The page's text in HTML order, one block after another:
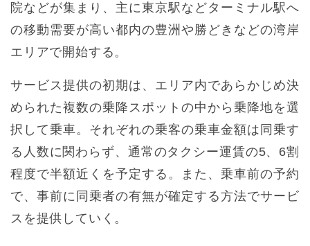
院などが集まり、主に東京駅などターミナル駅へ
の移動需要が高い都内の豊洲や勝どきなどの湾岸
エリアで開始する。
サービス提供の初期は、エリア内であらかじめ決
められた複数の乗降スポットの中から乗降地を選
択して乗車。それぞれの乗客の乗車金額は同乗す
る人数に関わらず、通常のタクシー運賃の5、6割
程度で半額近くを予定する。また、乗車前の予約
で、事前に同乗者の有無が確定する方法でサービ
スを提供していく。